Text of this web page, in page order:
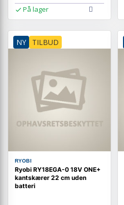
På lager
NY TILBUD
RYOBI
Ryobi RY18EGA-0 18V ONE+
kantskærer 22 cm uden
batteri